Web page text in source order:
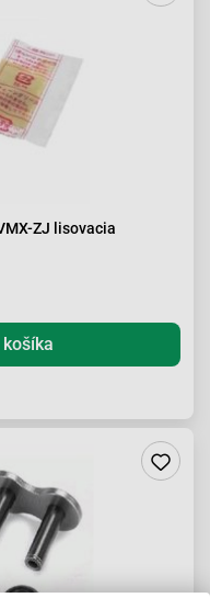
ZJ lisovacia
košíka